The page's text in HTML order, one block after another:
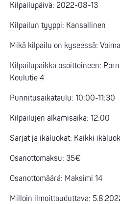
Kilpailupäivä: 2022-08-13
Kilpailun tyyppi: Kansallinen
Mikä kilpailu on kyseessä:
Kilpailupaikka osoitteineen:
Koulutie 4
Punnitusaikataulu: 10:00-11:30
Kilpailujen alkamisaika: 12:00
Sarjat ja ikäluokat: Kaikki
Osanottomaksu: 35€
Osanottomäärä: Maksimi 14
Milloin ilmoittauduttava: